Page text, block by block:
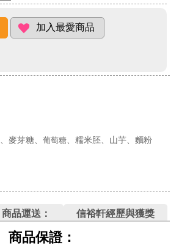
麥芽糖、 葡萄糖、 糯米胚、山芋、麵粉
商品運送： 信裕軒經歷與獲獎
商品保證：